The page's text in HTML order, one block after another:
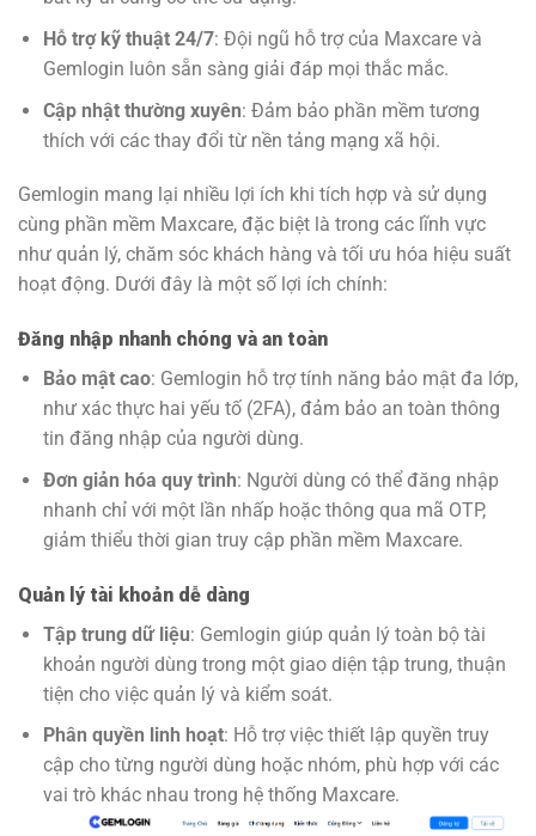
Hỗ trợ kỹ thuật 24/7: Đội ngũ hỗ trợ của Maxcare và
Gemlogin luôn sẵn sàng giải đáp mọi thắc mắc.
Cập nhật thường xuyên: Đảm bảo phần mềm tương
thích với các thay đổi từ nền tảng mạng xã hội.
Gemlogin mang lại nhiều lợi ích khi tích hợp và sử dụng
cùng phần mềm Maxcare, đặc biệt là trong các lĩnh vực
như quản lý, chăm sóc khách hàng và tối ưu hóa hiệu suất
hoạt động. Dưới đây là một số lợi ích chính:
Đăng nhập nhanh chóng và an toàn
Bảo mật cao: Gemlogin hỗ trợ tính năng bảo mật đa lớp,
như xác thực hai yếu tố (2FA), đảm bảo an toàn thông
tin đăng nhập của người dùng.
Đơn giản hóa quy trình: Người dùng có thể đăng nhập
nhanh chỉ với một lần nhấp hoặc thông qua mã OTP,
giảm thiểu thời gian truy cập phần mềm Maxcare.
Quản lý tài khoản dễ dàng
Tập trung dữ liệu: Gemlogin giúp quản lý toàn bộ tài
khoản người dùng trong một giao diện tập trung, thuận
tiện cho việc quản lý và kiểm soát.
Phân quyền linh hoạt: Hỗ trợ việc thiết lập quyền truy
cập cho từng người dùng hoặc nhóm, phù hợp với các
vai trò khác nhau trong hệ thống Maxcare.